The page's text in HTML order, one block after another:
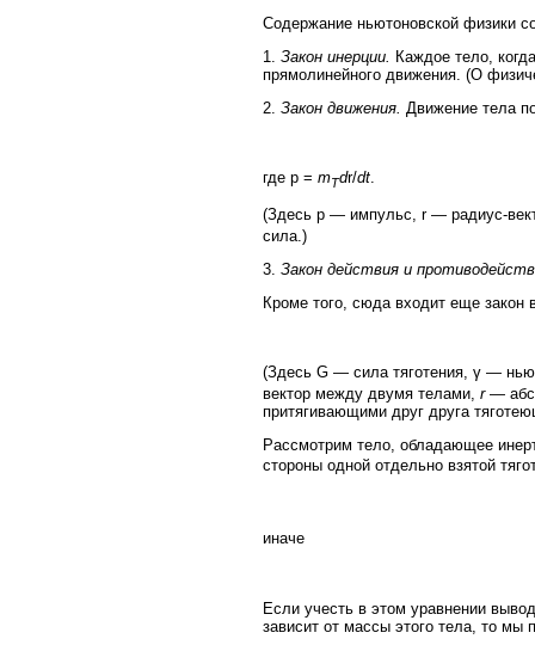
Содержание ньютоновской физики
1. Закон инерции. Каждое тело,
прямолинейного движения. (О
2. Закон движения. Движение тела
где p = mTdr/dt.
(Здесь p — импульс, r — радиус-
сила.)
3. Закон действия и
Кроме того, сюда входит еще закон
(Здесь G — сила тяготения, γ —
вектор между двумя телами, r—
притягивающими друг друга
Рассмотрим тело, обладающее
стороны одной отдельно взятой
иначе
Если учесть в этом уравнении
зависит от массы этого тела, то мы